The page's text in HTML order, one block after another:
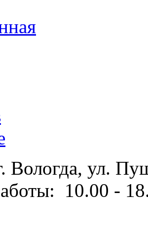
Вологда, ул.
10.00 -